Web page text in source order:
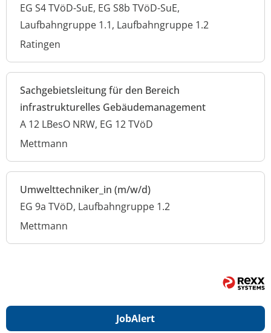
EG S4 TVöD-SuE, EG S8b TVöD-SuE,
Laufbahngruppe 1.1, Laufbahngruppe 1.2
Ratingen
Sachgebietsleitung für den Bereich
infrastrukturelles Gebäudemanagement
A 12 LBesO NRW, EG 12 TVöD
Mettmann
Umwelttechniker_in (m/w/d)
EG 9a TVöD, Laufbahngruppe 1.2
Mettmann
JobAlert